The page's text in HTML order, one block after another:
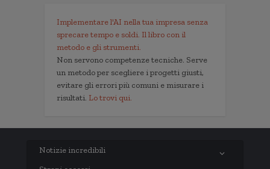
Implementare l'AI nella tua impresa senza
sprecare tempo e soldi. Il libro con il
metodo e gli strumenti.
Non servono competenze tecniche. Serve
un metodo per scegliere i progetti giusti,
evitare gli errori più comuni e misurare i
risultati. Lo trovi qui.
Notizie incredibili